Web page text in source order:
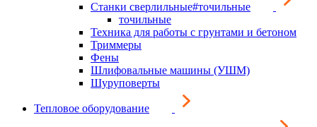
Станки сверлильные#точильные
точильные
Техника для работы с грунтами и бетоном
Триммеры
Фены
Шлифовальные машины (УШМ)
Шуруповерты
Тепловое оборудование